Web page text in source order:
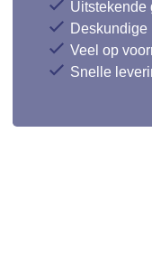
Uitstekende
Deskundige
Veel op
Snelle